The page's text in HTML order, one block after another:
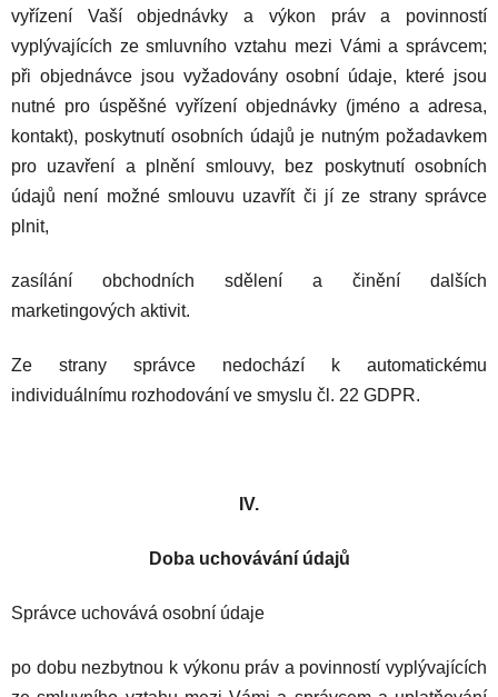
vyřízení Vaší objednávky a výkon práv a povinností
vyplývajících ze smluvního vztahu mezi Vámi a správcem;
při objednávce jsou vyžadovány osobní údaje, které jsou
nutné pro úspěšné vyřízení objednávky (jméno a adresa,
kontakt), poskytnutí osobních údajů je nutným požadavkem
pro uzavření a plnění smlouvy, bez poskytnutí osobních
údajů není možné smlouvu uzavřít či jí ze strany správce
plnit,
zasílání obchodních sdělení a činění dalších
marketingových aktivit.
Ze strany správce nedochází k automatickému
individuálnímu rozhodování ve smyslu čl. 22 GDPR.
IV.
Doba uchovávání údajů
Správce uchovává osobní údaje
po dobu nezbytnou k výkonu práv a povinností vyplývajících